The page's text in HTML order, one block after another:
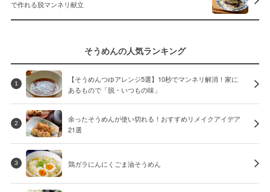
で作れる脱マンネリ献立
そうめんの人気ランキング
1
【そうめんつゆアレンジ5選】10秒でマンネリ解消！家に
あるもので「脱・いつもの味」
2
余ったそうめんが使い切れる！おすすめリメイクアイデア
21選
3 鶏ガラにんにくごま油そうめん